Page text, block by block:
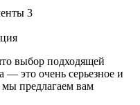
3
выбор подходящей
— это очень серьезное и
предлагаем вам